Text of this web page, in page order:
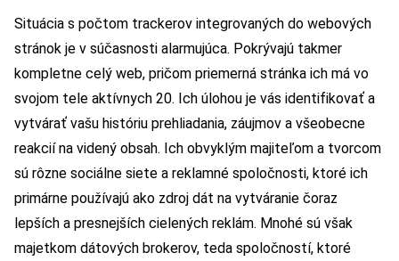
Situácia s počtom trackerov integrovaných do webových
stránok je v súčasnosti alarmujúca. Pokrývajú takmer
kompletne celý web, pričom priemerná stránka ich má vo
svojom tele aktívnych 20. Ich úlohou je vás identifikovať a
vytvárať vašu históriu prehliadania, záujmov a všeobecne
reakcií na videný obsah. Ich obvyklým majiteľom a tvorcom
sú rôzne sociálne siete a reklamné spoločnosti, ktoré ich
primárne používajú ako zdroj dát na vytváranie čoraz
lepších a presnejších cielených reklám. Mnohé sú však
majetkom dátových brokerov, teda spoločností, ktoré